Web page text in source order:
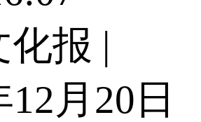
报 |
12月20日